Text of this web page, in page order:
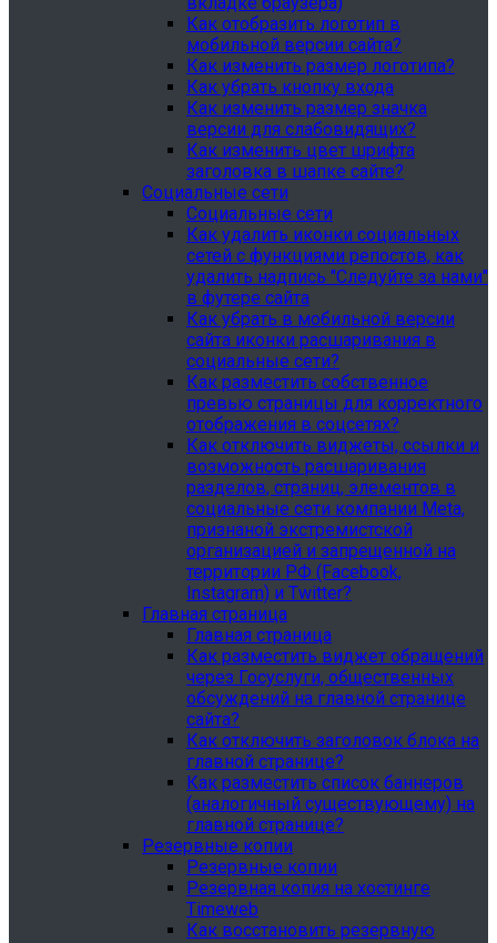
Как отобразить логотип в
мобильной версии сайта?
Как изменить размер логотипа?
Как убрать кнопку входа
Как изменить размер значка
версии для слабовидящих?
Как изменить цвет шрифта
заголовка в шапке сайте?
Социальные сети
Социальные сети
Как удалить иконки социальных
сетей с функциями репостов, как
удалить надпись "Следуйте за нами"
в футере сайта
Как убрать в мобильной версии
сайта иконки расшаривания в
социальные сети?
Как разместить собственное
превью страницы для корректного
отображения в соцсетях?
Как отключить виджеты, ссылки и
возможность расшаривания
разделов, страниц, элементов в
социальные сети компании Meta,
признаной экстремистской
организацией и запрещенной на
территории РФ (Facebook,
Instagram) и Twitter?
Главная страница
Главная страница
Как разместить виджет обращений
через Госуслуги, общественных
обсуждений на главной странице
сайта?
Как отключить заголовок блока на
главной странице?
Как разместить список баннеров
(аналогичный существующему) на
главной странице?
Резервные копии
Резервные копии
Резервная копия на хостинге
Timeweb
Как восстановить резервную